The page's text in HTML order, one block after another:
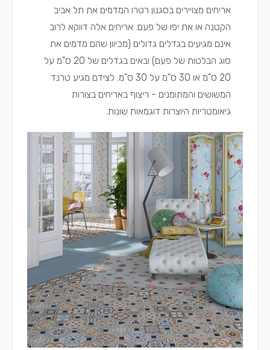
אריחים מצויירים בסגנון רטרו המדמים את תל אביב
הקטנה או את יפו של פעם. אריחים אלה דווקא לרוב
אינם מגיעים בגדלים גדולים (מכיוון שהם מדמים את
סוג הבלטות של פעם) ובאים בגדלים של 20 ס"מ על
20 ס"מ או 30 ס"מ על 30 ס"מ. לצידם מגיע טרנד
המשושים והמתומנים - ריצוף באריחים בצורות
גיאומטריות היוצרות דוגמאות שונות.